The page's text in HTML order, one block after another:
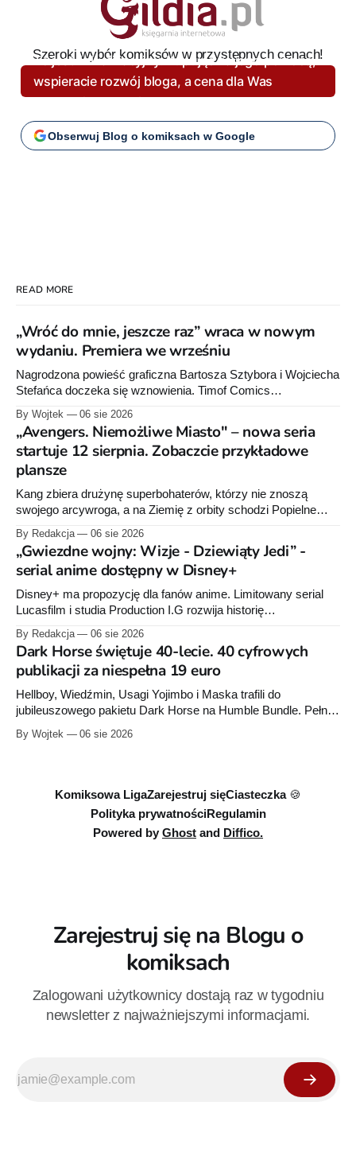
Szeroki wybór komiksów w przystępnych cenach!
To jest link afiliacyjny. Kupując za jego pomocą,
wspieracie rozwój bloga, a cena dla Was
pozostaje bez zmian.
Obserwuj Blog o komiksach w Google
READ MORE
„Wróć do mnie, jeszcze raz” wraca w nowym
wydaniu. Premiera we wrześniu
Nagrodzona powieść graficzna Bartosza Sztybora i Wojciecha
Stefańca doczeka się wznowienia. Timof Comics
raz”, którego pierwsze wydanie ukazało się w 2015 roku.
By Wojtek 06 sie 2026
„Avengers. Niemożliwe Miasto" – nowa seria
startuje 12 sierpnia. Zobaczcie przykładowe
plansze
Kang zbiera drużynę superbohaterów, którzy nie znoszą
swojego arcywroga, a na Ziemię z orbity schodzi Popielne
serii Avengers autorstwa Jeda MacKaya trafia do sklepów 12
sierpnia. Rzućcie okiem na przykładowe plansze.
By Redakcja 06 sie 2026
„Gwiezdne wojny: Wizje - Dziewiąty Jedi” -
serial anime dostępny w Disney+
Disney+ ma propozycję dla fanów anime. Limitowany serial
Lucasfilm i studia Production I.G rozwija historię
oraz „Dziewiąty Jedi: Dziecko nadziei" z serii „Gwiezdne
wojny: Wizje”. Wszystkie osiem odcinków jest już dostępnych
w Disney+.
By Redakcja 06 sie 2026
Dark Horse świętuje 40-lecie. 40 cyfrowych
publikacji za niespełna 19 euro
Hellboy, Wiedźmin, Usagi Yojimbo i Maska trafili do
jubileuszowego pakietu Dark Horse na Humble Bundle. Pełny
euro. Oferta kończy się 13 sierpnia.
By Wojtek 06 sie 2026
Komiksowa LigaZarejestruj sięCiasteczka 🍪
Polityka prywatnościRegulamin
Powered by Ghost and Diffico.
Zarejestruj się na Blogu o
komiksach
Zalogowani użytkownicy dostają raz w tygodniu
newsletter z najważniejszymi informacjami.